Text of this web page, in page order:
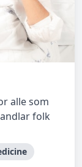
alle som
folk